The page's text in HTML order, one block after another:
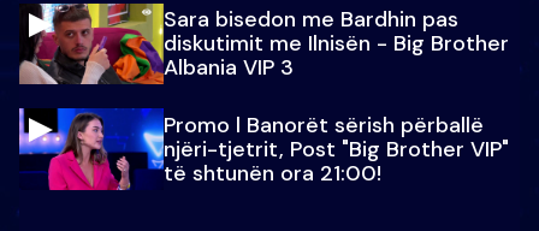
Sara bisedon me Bardhin pas
diskutimit me Ilnisën - Big Brother
Albania VIP 3
Promo l Banorët sërish përballë
njëri-tjetrit, Post "Big Brother VIP"
të shtunën ora 21:00!